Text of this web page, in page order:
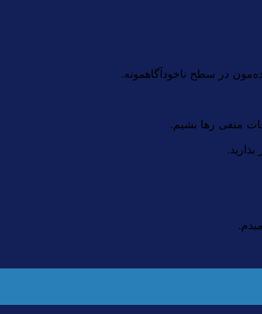
در سطح ناخودآگاهمونه.
منفی رها بشیم.